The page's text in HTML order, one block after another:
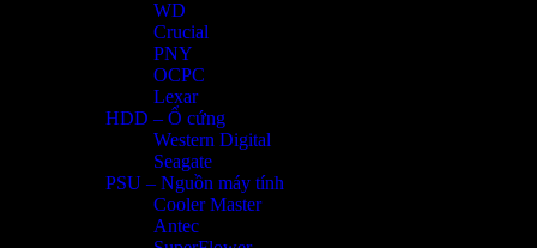
WD
Crucial
PNY
OCPC
Lexar
HDD – Ổ cứng
Western Digital
Seagate
PSU – Nguồn máy tính
Cooler Master
Antec